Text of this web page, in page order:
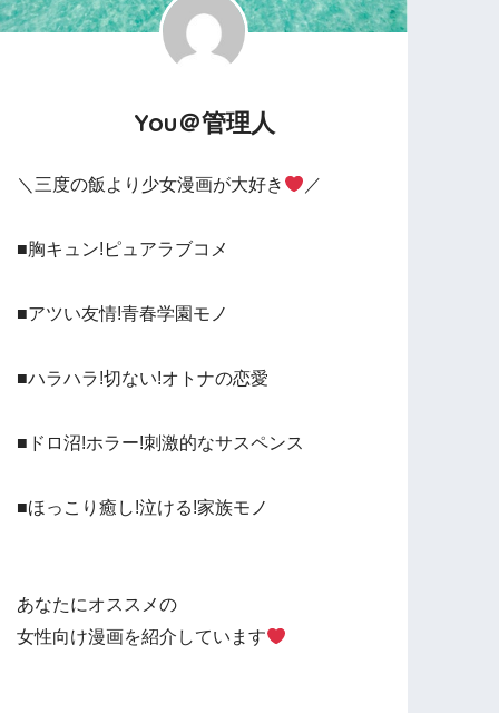
You＠管理人
＼三度の飯より少女漫画が大好き ／
■胸キュン!ピュアラブコメ
■アツい友情!青春学園モノ
■ハラハラ!切ない!オトナの恋愛
■ドロ沼!ホラー!刺激的なサスペンス
■ほっこり癒し!泣ける!家族モノ
あなたにオススメの
女性向け漫画を紹介しています